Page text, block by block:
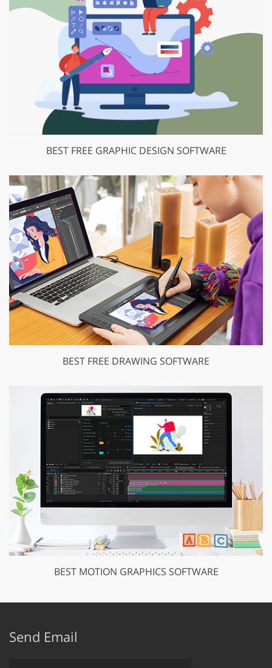
BEST FREE GRAPHIC DESIGN SOFTWARE
BEST FREE DRAWING SOFTWARE
BEST MOTION GRAPHICS SOFTWARE
Send Email